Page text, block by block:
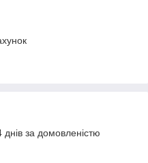
за домовленістю